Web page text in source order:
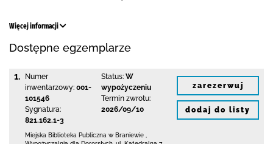
Więcej informacji
Dostępne egzemplarze
1.
Numer
inwentarzowy: 001-
101546
Sygnatura:
821.162.1-3
Status: W
wypożyczeniu
Termin zwrotu:
2026/09/10
Miejska Biblioteka Publiczna w Braniewie
zarezerwuj
dodaj do listy